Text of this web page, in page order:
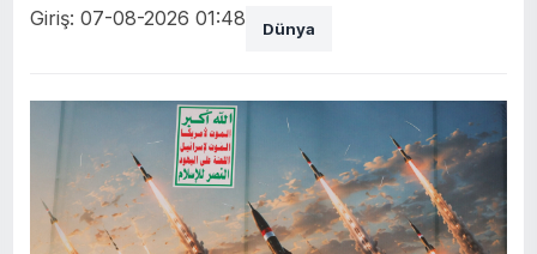
Giriş: 07-08-2026 01:48 Dünya